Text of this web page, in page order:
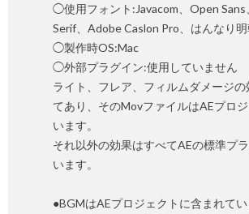
◯使用フォント:Javacom、Open
Serif、Adobe Caslon Pro、はんなり明
◯製作時OS:Mac
◯外部プラグイン:使用していません
ライト、フレア、フィルムダメージ
てあり、そのMovファイルはAEプロ
います。
それ以外の効果はすべてAEの標準プ
います。
●BGMはAEプロジェクトに含まれて